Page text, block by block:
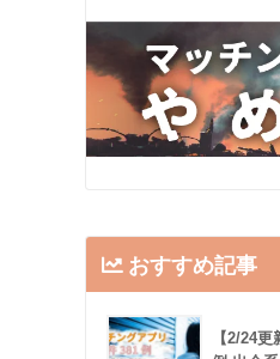
おすすめ記事
【2/24